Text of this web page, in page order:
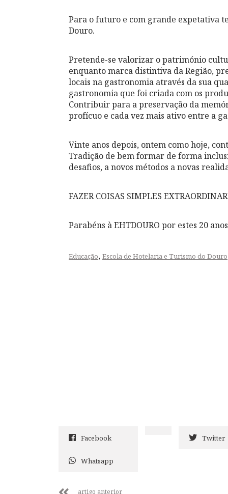
Para o futuro e com grande expetativa
Douro.
Pretende-se valorizar o património
enquanto marca distintiva da Região,
locais na gastronomia através da sua
gastronomia que foi criada com os
Contribuir para a preservação da
profícuo e cada vez mais ativo entre a
Vinte anos depois, ontem como hoje,
Tradição de bem formar de forma
desafios, a novos métodos a novas
FAZER COISAS SIMPLES
Parabéns à EHTDOURO por estes 20
Educação, Escola de Hotelaria e Turismo do Douro
Facebook Twitter
Whatsapp
artigo anterior